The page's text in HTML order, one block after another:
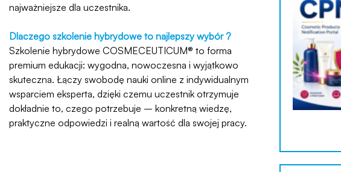
najważniejsze dla uczestnika.
Dlaczego szkolenie hybrydowe to najlepszy wybór ?
Szkolenie hybrydowe COSMECEUTICUM® to forma
premium edukacji: wygodna, nowoczesna i wyjątkowo
skuteczna. Łączy swobodę nauki online z indywidualnym
wsparciem eksperta, dzięki czemu uczestnik otrzymuje
dokładnie to, czego potrzebuje – konkretną wiedzę,
praktyczne odpowiedzi i realną wartość dla swojej pracy.